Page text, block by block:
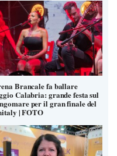
Brancale fa ballare
Calabria: grande festa sul
per il gran finale del
| FOTO